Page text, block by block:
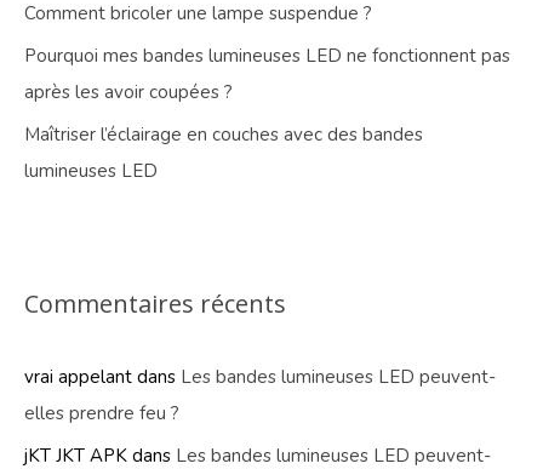
Comment bricoler une lampe suspendue ?
Pourquoi mes bandes lumineuses LED ne fonctionnent pas
après les avoir coupées ?
Maîtriser l’éclairage en couches avec des bandes
lumineuses LED
Commentaires récents
vrai appelant dans Les bandes lumineuses LED peuvent-
elles prendre feu ?
jKT JKT APK dans Les bandes lumineuses LED peuvent-